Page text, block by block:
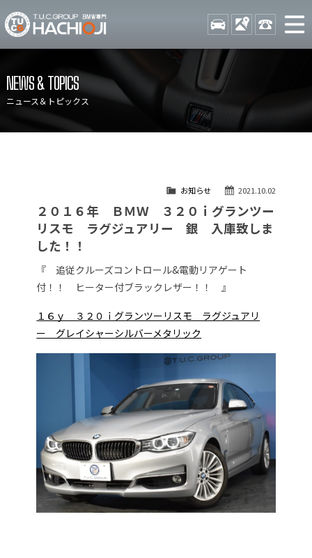
TUCグループ BMW専門 八
STOCK ACCESS 042-
在庫リスト
目玉車両一覧
店舗紹介
保証＆サービス
アクセスマップ
自動車保険
TUCとは？
リクルート
納車blog
会社概要
NEWS & TOPICS
ニュース＆トピックス
2021.10.02
お知らせ
２０１６年 ＢＭＷ ３２０ｉグランツー
リスモ ラグジュアリー 銀 入庫致しま
した！！
『 追従クルーズコントロール&電動リアゲート
付！！ ヒーター付ブラックレザー！！ 』
１６ｙ ３２０ｉグランツーリスモ ラグジュアリ
ー グレイシャーシルバーメタリック